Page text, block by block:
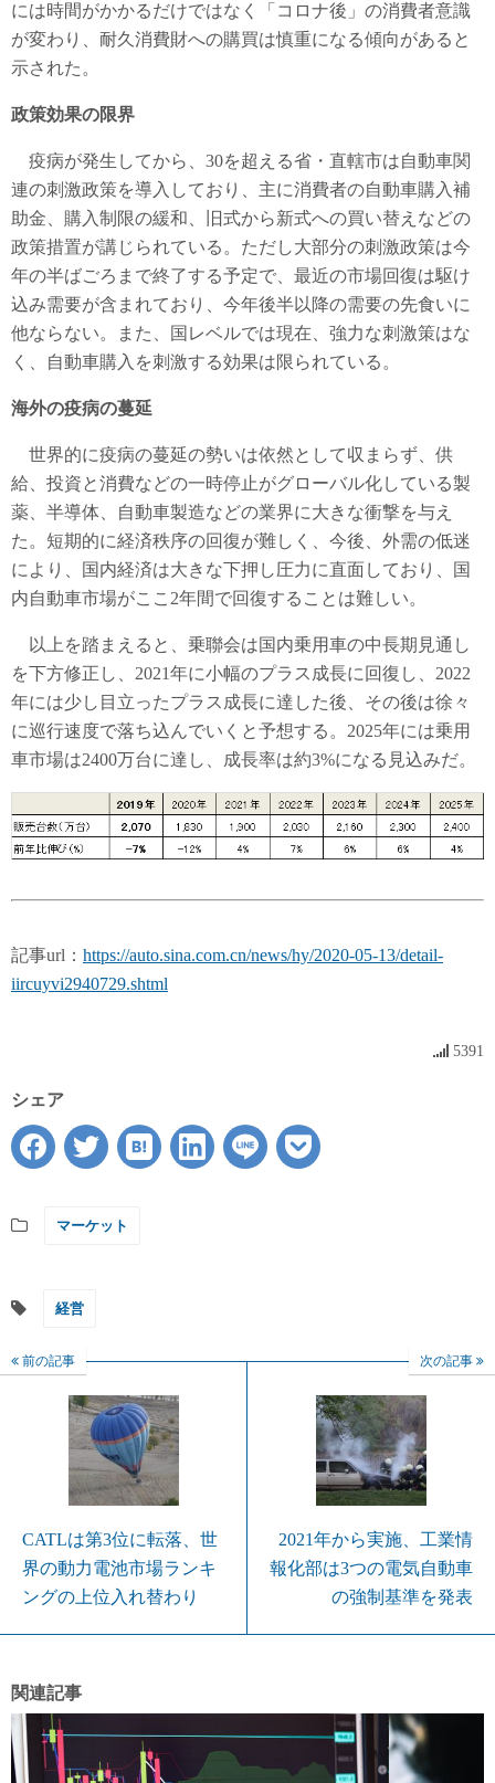
には時間がかかるだけではなく「コロナ後」の消費者意識
が変わり、耐久消費財への購買は慎重になる傾向があると
示された。
政策効果の限界
疫病が発生してから、30を超える省・直轄市は自動車関
連の刺激政策を導入しており、主に消費者の自動車購入補
助金、購入制限の緩和、旧式から新式への買い替えなどの
政策措置が講じられている。ただし大部分の刺激政策は今
年の半ばごろまで終了する予定で、最近の市場回復は駆け
込み需要が含まれており、今年後半以降の需要の先食いに
他ならない。また、国レベルでは現在、強力な刺激策はな
く、自動車購入を刺激する効果は限られている。
海外の疫病の蔓延
世界的に疫病の蔓延の勢いは依然として収まらず、供
給、投資と消費などの一時停止がグローバル化している製
薬、半導体、自動車製造などの業界に大きな衝撃を与え
た。短期的に経済秩序の回復が難しく、今後、外需の低迷
により、国内経済は大きな下押し圧力に直面しており、国
内自動車市場がここ2年間で回復することは難しい。
以上を踏まえると、乗聯会は国内乗用車の中長期見通し
を下方修正し、2021年に小幅のプラス成長に回復し、2022
年には少し目立ったプラス成長に達した後、その後は徐々
に巡行速度で落ち込んでいくと予想する。2025年には乗用
車市場は2400万台に達し、成長率は約3%になる見込みだ。
記事url： https://auto.sina.com.cn/news/hy/2020-05-13/detail-
iircuyvi2940729.shtml
5391
シェア
マーケット
経営
前の記事
CATLは第3位に転落、世
界の動力電池市場ランキ
ングの上位入れ替わり
次の記事
2021年から実施、工業情
報化部は3つの電気自動車
の強制基準を発表
関連記事